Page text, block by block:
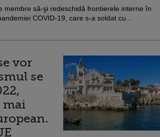
membre să-şi redeschidă frontierele interne în
COVID-19, care s-a soldat cu...
vor
se
mai